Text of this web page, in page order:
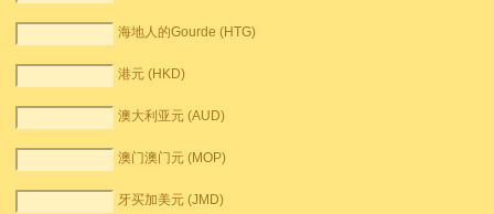
海地人的Gourde (HTG)
港元 (HKD)
澳大利亚元 (AUD)
澳门澳门元 (MOP)
牙买加美元 (JMD)